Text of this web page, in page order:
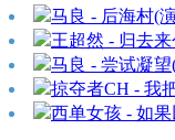
马良 - 后海村(
王超然 - 归去
马良 - 尝试凝
掠夺者CH - 我
西单女孩 - 如